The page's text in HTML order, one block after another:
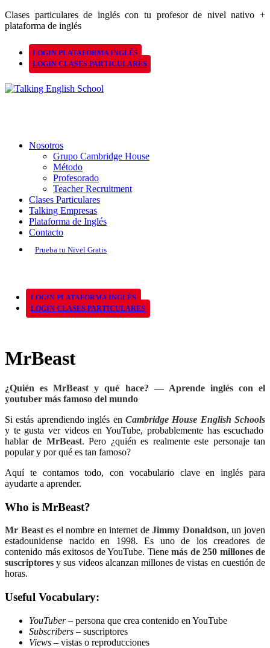
Clases particulares de inglés con tu profesor de nivel nativo +
plataforma de inglés
LOGIN PLATAFORMA INGLÉS
LOGIN CLASES PARTICULARES
Nosotros
Grupo Cambridge House
Método
Profesorado
Teacher Recruitment
Clases Particulares
Talking Empresas
Plataforma de Inglés
Contacto
Prueba tu Nivel Gratis
LOGIN PLATAFORMA INGLÉS
LOGIN CLASES PARTICULARES
MrBeast
¿Quién es MrBeast y qué hace? — Aprende inglés con el
youtuber más famoso del mundo
Si estás aprendiendo inglés en Cambridge House English Schools
y te gusta ver videos en YouTube, probablemente has escuchado
hablar de MrBeast. Pero ¿quién es realmente este personaje tan
popular y por qué es tan famoso?
Aquí te contamos todo, con vocabulario clave en inglés para
ayudarte a aprender.
Who is MrBeast?
Mr Beastes el nombre en internet deJimmy Donaldson, un joven
estadounidense nacido en 1998. Es uno de los creadores de
contenido más exitosos de YouTube. Tiene más de 250 millones de
suscriptores y sus videos alcanzan millones de vistas en cuestión de
horas.
Useful Vocabulary:
YouTuber– persona que crea contenido en YouTube
Subscribers – suscriptores
Views – vistas o reproducciones